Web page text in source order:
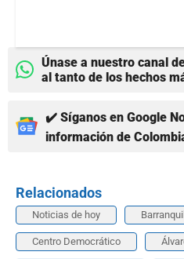
Únase a nuestro canal
al tanto de los hechos
✔️ Síganos en Google
información de
Relacionados
Noticias de hoy
Centro Democrático